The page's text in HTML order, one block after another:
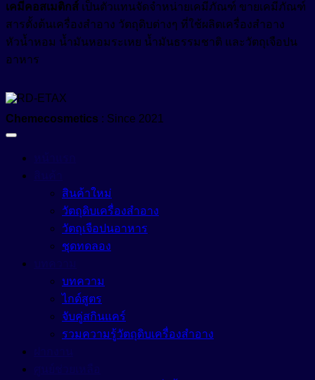
Anti-Pollution
Anti-Redness
Growth Reducer
Moisturizing Agent
Oil Control
Protective Agent
Whitening Agent
สีผงอนุภาคเล็กสำหรับใช้ในเครื่องสำอางเบสน้ำมัน (Castor
Oil Based Pigment Dispersion)
หัวน้ำหอม (Fragrance)
Pigment
แว๊กซ์ (Waxes)
เคมีคอสเมติกส์ เป็นตัวแทนจัดจำหน่ายเคมีภัณฑ์ ขายเคมีภัณฑ์
สารตั้งต้นเครื่องสำอาง วัตถุดิบต่างๆ ที่ใช้ผลิตเครื่องสำอาง
หัวน้ำหอม น้ำมันหอมระเหย น้ำมันธรรมชาติ และวัตถุเจือปน
อาหาร
Chemecosmetics : Since 2021
สินค้าใหม่
วัตถุดิบเครื่องสำอาง
วัตถุเจือปนอาหาร
ชุดทดลอง
บทความ
ไกด์สูตร
จับคู่สกินแคร์
รวมความรู้วัตถุดิบเครื่องสำอาง